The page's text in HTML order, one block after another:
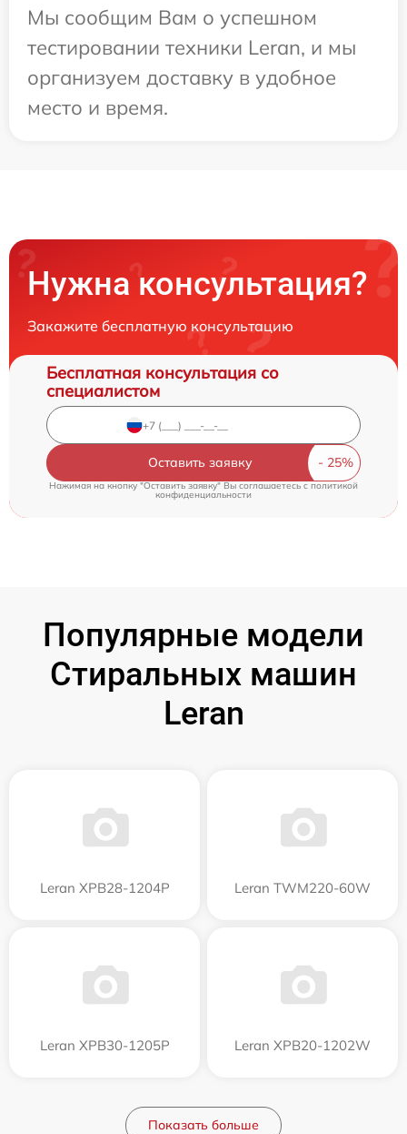
Мы сообщим Вам о успешном
тестировании техники Leran, и мы
организуем доставку в удобное
место и время.
Нужна консультация?
Закажите бесплатную консультацию
Бесплатная консультация со
специалистом
Оставить заявку
Нажимая на кнопку "Оставить заявку" Вы соглашаетесь cполитикой
конфиденциальности
Популярные модели
Стиральных машин
Leran
Leran XPB28-1204P Leran TWM220-60W
Leran XPB30-1205P Leran XPB20-1202W
Показать больше